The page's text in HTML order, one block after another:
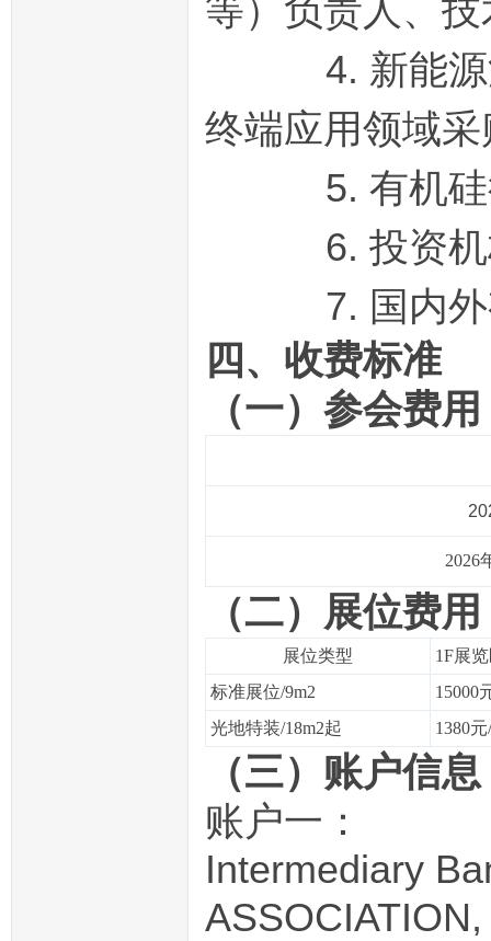
等）负责人、
4. 新能源汽
终端应用领域
5. 有机硅行
6. 投资机构
7. 国内外有
四、收费标准
（一）参会费用
2026
（二）展位费用
展位类型
1F展
标准展位/9m2
15000
光地特装/18m2起 1380元
（三）账户信息
账户一：
Intermediary